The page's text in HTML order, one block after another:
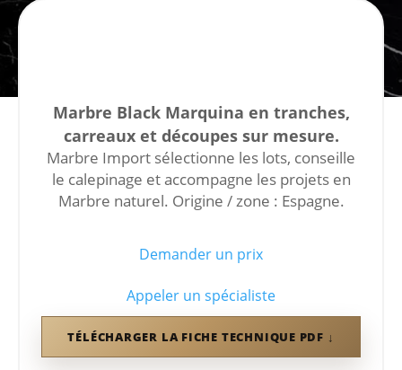
Marbre Black Marquina en tranches,
carreaux et découpes sur mesure.
Marbre Import sélectionne les lots, conseille
le calepinage et accompagne les projets en
Marbre naturel. Origine / zone : Espagne.
Demander un prix
Appeler un spécialiste
TÉLÉCHARGER LA FICHE TECHNIQUE PDF